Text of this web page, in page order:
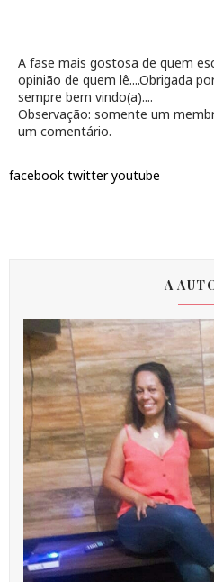
A fase mais gostosa de quem
opinião de quem lê....Obrigada
sempre bem vindo(a)....
Observação: somente um
um comentário.
facebook twitter youtube
A